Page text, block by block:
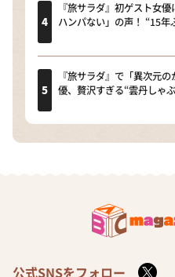
『旅サラダ』初ゲスト女
ハンパない」の声！ “15
『旅サラダ』で「異次元
優、贅沢すぎる“雲丹しゃ
公式SNSをフォロー